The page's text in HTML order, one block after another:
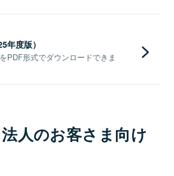
年度版）
PDF形式でダウンロードできま
人のお客さま向け